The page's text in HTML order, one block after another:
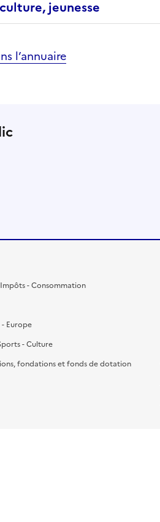
jeunesse
l’annuaire
- Consommation
Europe
- Culture
fondations et fonds de dotation